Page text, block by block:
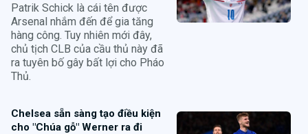
Patrik Schick là cái tên được
Arsenal nhắm đến để gia tăng
hàng công. Tuy nhiên mới đây,
chủ tịch CLB của cầu thủ này đã
ra tuyên bố gây bất lợi cho Pháo
Thủ.
Chelsea sẵn sàng tạo điều kiện
cho "Chúa gỗ" Werner ra đi